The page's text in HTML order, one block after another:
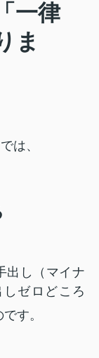
一律
ま
は、
出し（マイナ
ゼロどころ
す。